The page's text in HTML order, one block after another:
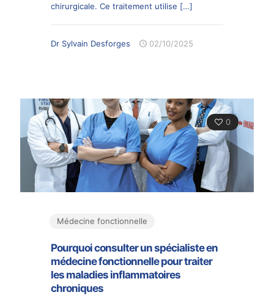
chirurgicale. Ce traitement utilise […]
Dr Sylvain Desforges 02/10/2025
0
Médecine fonctionnelle
Pourquoi consulter un spécialiste en
médecine fonctionnelle pour traiter
les maladies inflammatoires
chroniques